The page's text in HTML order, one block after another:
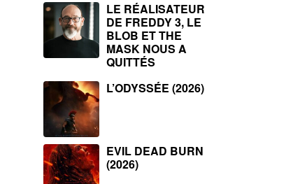
LE RÉALISATEUR
DE FREDDY 3, LE
BLOB ET THE
MASK NOUS A
QUITTÉS
L’ODYSSÉE (2026)
EVIL DEAD BURN
(2026)